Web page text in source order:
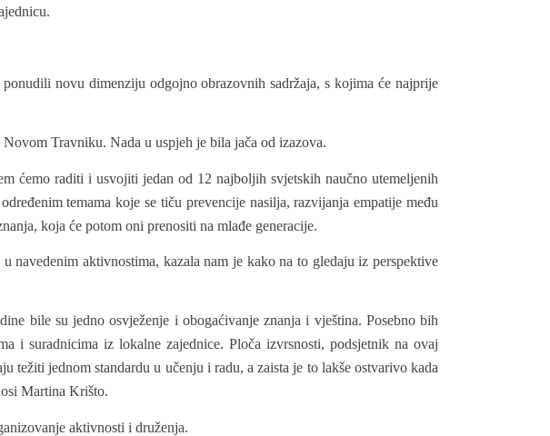
novu dimenziju odgojno obrazovnih sadržaja, s kojima će najprije
Travniku. Nada u uspjeh je bila jača od izazova.
ćemo raditi i usvojiti jedan od 12 najboljih svjetskih naučno utemeljenih
temama koje se tiču prevencije nasilja, razvijanja empatije među
koja će potom oni prenositi na mlađe generacije.
navedenim aktivnostima, kazala nam je kako na to gledaju iz perspektive
bile su jedno osvježenje i obogaćivanje znanja i vještina. Posebno bih
i suradnicima iz lokalne zajednice. Ploča izvrsnosti, podsjetnik na ovaj
težiti jednom standardu u učenju i radu, a zaista je to lakše ostvarivo kada
Martina Krišto.
aktivnosti i druženja.